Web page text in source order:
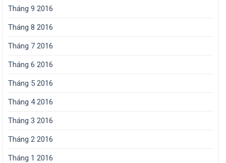
Tháng 9 2016
Tháng 8 2016
Tháng 7 2016
Tháng 6 2016
Tháng 5 2016
Tháng 4 2016
Tháng 3 2016
Tháng 2 2016
Tháng 1 2016